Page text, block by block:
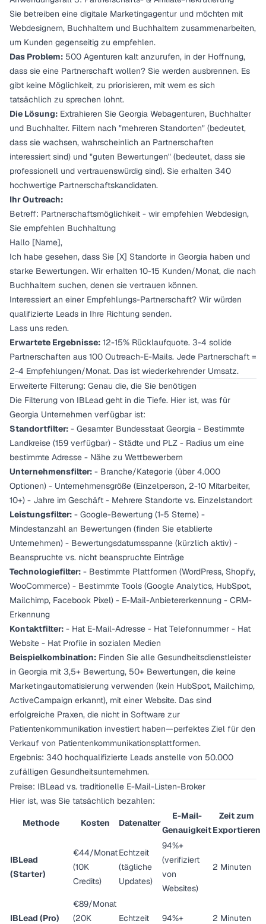
Sie betreiben eine digitale Marketingagentur und möchten mit
Webdesignern, Buchhaltern und Buchhaltern zusammenarbeiten,
um Kunden gegenseitig zu empfehlen.
Das Problem: 500 Agenturen kalt anzurufen, in der Hoffnung,
dass sie eine Partnerschaft wollen? Sie werden ausbrennen. Es
gibt keine Möglichkeit, zu priorisieren, mit wem es sich
tatsächlich zu sprechen lohnt.
Die Lösung: Extrahieren Sie Georgia Webagenturen, Buchhalter
und Buchhalter. Filtern nach "mehreren Standorten" (bedeutet,
dass sie wachsen, wahrscheinlich an Partnerschaften
interessiert sind) und "guten Bewertungen" (bedeutet, dass sie
professionell und vertrauenswürdig sind). Sie erhalten 340
hochwertige Partnerschaftskandidaten.
Ihr Outreach:
Betreff: Partnerschaftsmöglichkeit - wir empfehlen Webdesign,
Sie empfehlen Buchhaltung
Hallo [Name],
Ich habe gesehen, dass Sie [X] Standorte in Georgia haben und
starke Bewertungen. Wir erhalten 10-15 Kunden/Monat, die nach
Buchhaltern suchen, denen sie vertrauen können.
Interessiert an einer Empfehlungs-Partnerschaft? Wir würden
qualifizierte Leads in Ihre Richtung senden.
Lass uns reden.
Erwartete Ergebnisse: 12-15% Rücklaufquote. 3-4 solide
Partnerschaften aus 100 Outreach-E-Mails. Jede Partnerschaft =
2-4 Empfehlungen/Monat. Das ist wiederkehrender Umsatz.
Erweiterte Filterung: Genau die, die Sie benötigen
Die Filterung von IBLead geht in die Tiefe. Hier ist, was für
Georgia Unternehmen verfügbar ist:
Standortfilter: - Gesamter Bundesstaat Georgia - Bestimmte
Landkreise (159 verfügbar) - Städte und PLZ - Radius um eine
bestimmte Adresse - Nähe zu Wettbewerbern
Unternehmensfilter: - Branche/Kategorie (über 4.000
Optionen) - Unternehmensgröße (Einzelperson, 2-10 Mitarbeiter,
10+) - Jahre im Geschäft - Mehrere Standorte vs. Einzelstandort
Leistungsfilter: - Google-Bewertung (1-5 Sterne) -
Mindestanzahl an Bewertungen (finden Sie etablierte
Unternehmen) - Bewertungsdatumsspanne (kürzlich aktiv) -
Beanspruchte vs. nicht beanspruchte Einträge
Technologiefilter: - Bestimmte Plattformen (WordPress, Shopify,
WooCommerce) - Bestimmte Tools (Google Analytics, HubSpot,
Mailchimp, Facebook Pixel) - E-Mail-Anbietererkennung - CRM-
Erkennung
Kontaktfilter: - Hat E-Mail-Adresse - Hat Telefonnummer - Hat
Website - Hat Profile in sozialen Medien
Beispielkombination: Finden Sie alle Gesundheitsdienstleister
in Georgia mit 3,5+ Bewertung, 50+ Bewertungen, die keine
Marketingautomatisierung verwenden (kein HubSpot, Mailchimp,
ActiveCampaign erkannt), mit einer Website. Das sind
erfolgreiche Praxen, die nicht in Software zur
Patientenkommunikation investiert haben—perfektes Ziel für den
Verkauf von Patientenkommunikationsplattformen.
Ergebnis: 340 hochqualifizierte Leads anstelle von 50.000
zufälligen Gesundheitsunternehmen.
Preise: IBLead vs. traditionelle E-Mail-Listen-Broker
Hier ist, was Sie tatsächlich bezahlen:
Methode Kosten Datenalter
E-Mail-
Genauigkeit
Zeit zum
Exportieren
IBLead
(Starter)
€44/Monat
(10K
Credits)
Echtzeit
(tägliche
Updates)
94%+
(verifiziert
von
Websites)
2 Minuten
IBLead (Pro)
€89/Monat
(20K
Echtzeit 94%+ 2 Minuten